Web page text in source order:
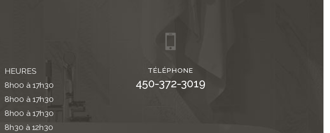
HEURES
8h00 à 17h30
8h00 à 17h30
8h00 à 17h30
8h30 à 12h30
TÉLÉPHONE
450-372-3019